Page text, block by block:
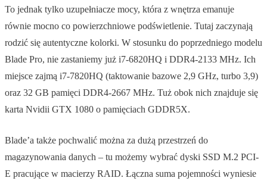
To jednak tylko uzupełniacze mocy, która z wnętrza emanuje
równie mocno co powierzchniowe podświetlenie. Tutaj zaczynają
rodzić się autentyczne kolorki. W stosunku do poprzedniego modelu
Blade Pro, nie zastaniemy już i7-6820HQ i DDR4-2133 MHz. Ich
miejsce zajmą i7-7820HQ (taktowanie bazowe 2,9 GHz, turbo 3,9)
oraz 32 GB pamięci DDR4-2667 MHz. Tuż obok nich znajduje się
karta Nvidii GTX 1080 o pamięciach GDDR5X.
Blade’a także pochwalić można za dużą przestrzeń do
magazynowania danych – tu możemy wybrać dyski SSD M.2 PCI-
E pracujące w macierzy RAID. Łączna suma pojemności wyniesie